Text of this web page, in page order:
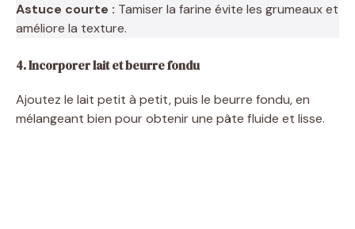
Astuce courte : Tamiser la farine évite les grumeaux et
améliore la texture.
4. Incorporer lait et beurre fondu
Ajoutez le lait petit à petit, puis le beurre fondu, en
mélangeant bien pour obtenir une pâte fluide et lisse.